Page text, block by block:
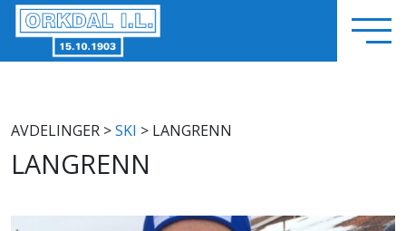
AVDELINGER >SKI > LANGRENN
LANGRENN